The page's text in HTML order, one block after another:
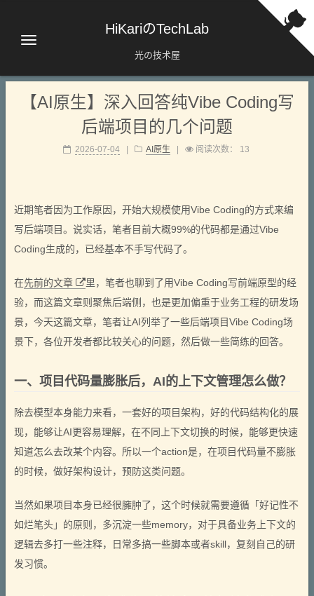
HiKariのTechLab
光の技术屋
【AI原生】深入回答纯Vibe Coding写
后端项目的几个问题
2026-07-04 AI原生 阅读次数： 13
近期笔者因为工作原因，开始大规模使用Vibe Coding的方式来编
写后端项目。说实话，笔者目前大概99%的代码都是通过Vibe
Coding生成的，已经基本不手写代码了。
在先前的文章
里，笔者也聊到了用Vibe Coding写前端原型的经
验，而这篇文章则聚焦后端侧，也是更加偏重于业务工程的研发场
景，今天这篇文章，笔者让AI列举了一些后端项目Vibe Coding场
景下，各位开发者都比较关心的问题，然后做一些简练的回答。
一、项目代码量膨胀后，AI的上下文管理怎么做？
除去模型本身能力来看，一套好的项目架构，好的代码结构化的展
现，能够让AI更容易理解，在不同上下文切换的时候，能够更快速
知道怎么去改某个内容。所以一个action是，在项目代码量不膨胀
的时候，做好架构设计，预防这类问题。
当然如果项目本身已经很臃肿了，这个时候就需要遵循「好记性不
如烂笔头」的原则，多沉淀一些memory，对于具备业务上下文的
逻辑去多打一些注释，日常多搞一些脚本或者skill，复刻自己的研
发习惯。